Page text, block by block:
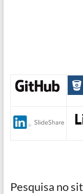
Pesquisa no